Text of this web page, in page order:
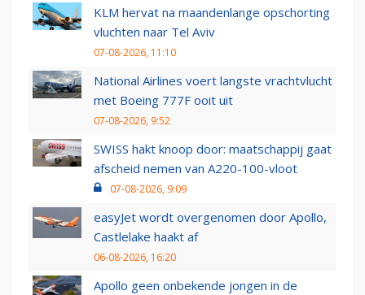
KLM hervat na maandenlange opschorting
vluchten naar Tel Aviv
07-08-2026, 11:10
National Airlines voert langste vrachtvlucht
met Boeing 777F ooit uit
07-08-2026, 9:52
SWISS hakt knoop door: maatschappij gaat
afscheid nemen van A220-100-vloot
07-08-2026, 9:09
easyJet wordt overgenomen door Apollo,
Castlelake haakt af
06-08-2026, 16:20
Apollo geen onbekende jongen in de